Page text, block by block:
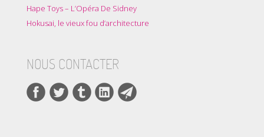
Hape Toys – L’Opéra De Sidney
Hokusai, le vieux fou d’architecture
NOUS CONTACTER